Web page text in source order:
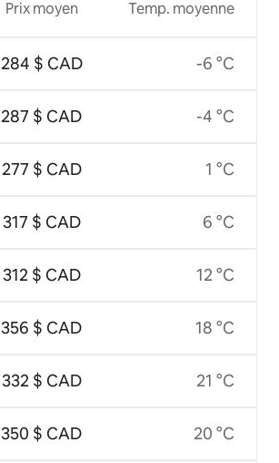
Prix moyen
284 $ CAD
287 $ CAD
277 $ CAD
317 $ CAD
312 $ CAD
356 $ CAD
332 $ CAD
350 $ CAD
Temp. moyenne
-6 °C
-4 °C
1 °C
6 °C
12 °C
18 °C
21 °C
20 °C